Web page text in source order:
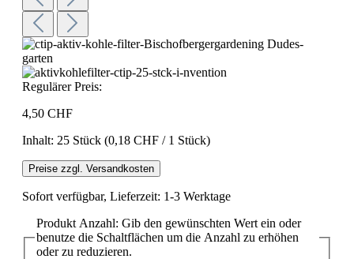
Regulärer Preis:
4,50 CHF
Inhalt: 25 Stück (0,18 CHF / 1 Stück)
Preise zzgl. Versandkosten
Sofort verfügbar, Lieferzeit: 1-3 Werktage
Produkt Anzahl: Gib den gewünschten Wert ein oder
benutze die Schaltflächen um die Anzahl zu erhöhen
oder zu reduzieren.